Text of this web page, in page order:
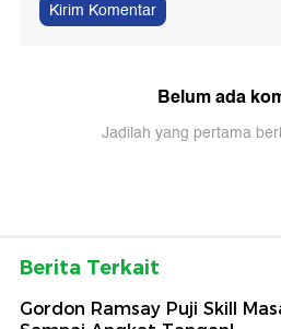
Kirim Komentar
Belum ada
Jadilah yang pertama
Berita Terkait
Gordon Ramsay Puji Skill